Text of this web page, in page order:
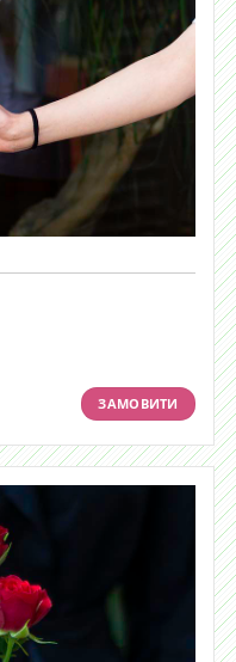
ЗАМОВИТИ